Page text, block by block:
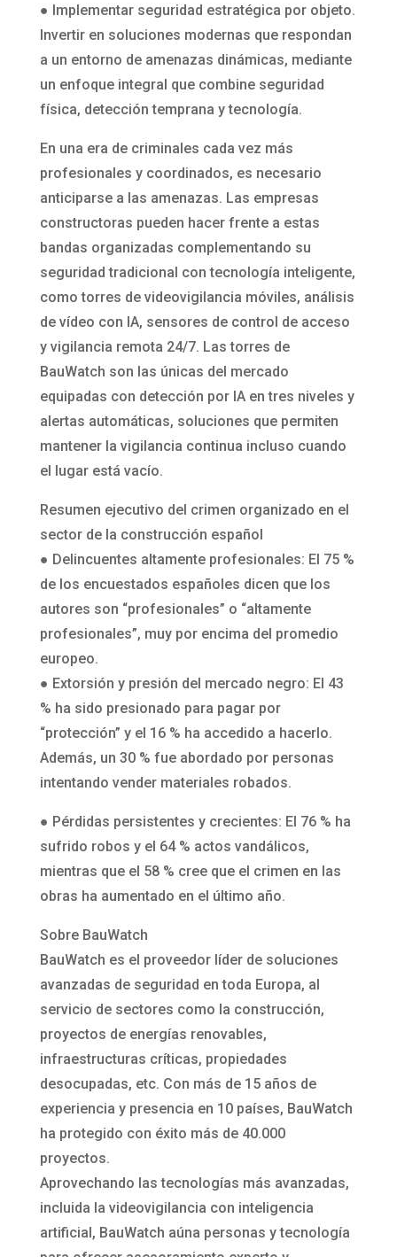
● Implementar seguridad estratégica por objeto.
Invertir en soluciones modernas que respondan
a un entorno de amenazas dinámicas, mediante
un enfoque integral que combine seguridad
física, detección temprana y tecnología.
En una era de criminales cada vez más
profesionales y coordinados, es necesario
anticiparse a las amenazas. Las empresas
constructoras pueden hacer frente a estas
bandas organizadas complementando su
seguridad tradicional con tecnología inteligente,
como torres de videovigilancia móviles, análisis
de vídeo con IA, sensores de control de acceso
y vigilancia remota 24/7. Las torres de
BauWatch son las únicas del mercado
equipadas con detección por IA en tres niveles y
alertas automáticas, soluciones que permiten
mantener la vigilancia continua incluso cuando
el lugar está vacío.
Resumen ejecutivo del crimen organizado en el
sector de la construcción español
● Delincuentes altamente profesionales: El 75 %
de los encuestados españoles dicen que los
autores son “profesionales” o “altamente
profesionales”, muy por encima del promedio
europeo.
● Extorsión y presión del mercado negro: El 43
% ha sido presionado para pagar por
“protección” y el 16 % ha accedido a hacerlo.
Además, un 30 % fue abordado por personas
intentando vender materiales robados.
● Pérdidas persistentes y crecientes: El 76 % ha
sufrido robos y el 64 % actos vandálicos,
mientras que el 58 % cree que el crimen en las
obras ha aumentado en el último año.
Sobre BauWatch
BauWatch es el proveedor líder de soluciones
avanzadas de seguridad en toda Europa, al
servicio de sectores como la construcción,
proyectos de energías renovables,
infraestructuras críticas, propiedades
desocupadas, etc. Con más de 15 años de
experiencia y presencia en 10 países, BauWatch
ha protegido con éxito más de 40.000
proyectos.
Aprovechando las tecnologías más avanzadas,
incluida la videovigilancia con inteligencia
artificial, BauWatch aúna personas y tecnología